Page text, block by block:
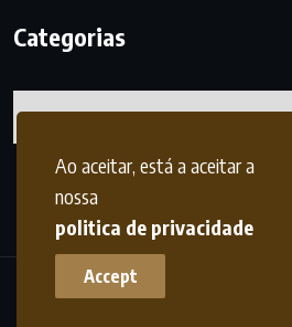
Ao aceitar, está a aceitar a
nossa
politica de privacidade
Accept
Categorias